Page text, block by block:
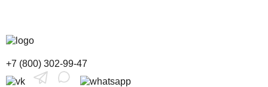
+7 (800) 302-99-47